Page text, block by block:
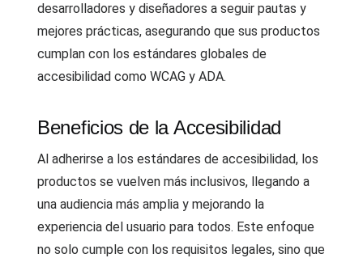
desarrolladores y diseñadores a seguir pautas y
mejores prácticas, asegurando que sus productos
cumplan con los estándares globales de
accesibilidad como WCAG y ADA.
Beneficios de la Accesibilidad
Al adherirse a los estándares de accesibilidad, los
productos se vuelven más inclusivos, llegando a
una audiencia más amplia y mejorando la
experiencia del usuario para todos. Este enfoque
no solo cumple con los requisitos legales, sino que